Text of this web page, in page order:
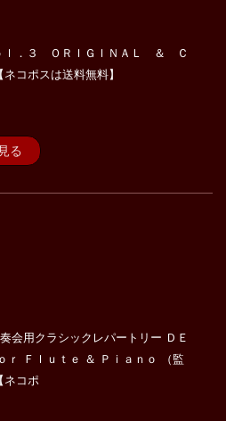
ｌ．３ ＯＲＩＧＩＮＡＬ ＆ Ｃ
コポスは送料無料】
る
会用クラシックレパートリー ＤＥ
ｒ Ｆｌｕｔｅ ＆ Ｐｉａｎｏ （監
ネコポ